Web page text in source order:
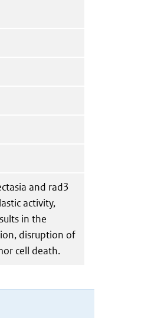
and rad3
activity,
in the
disruption of
cell death.